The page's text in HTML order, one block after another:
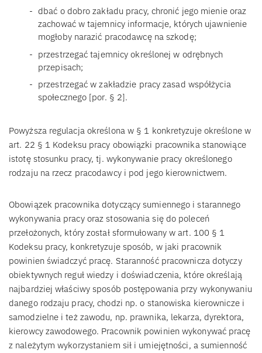
dbać o dobro zakładu pracy, chronić jego mienie oraz
zachować w tajemnicy informacje, których ujawnienie
mogłoby narazić pracodawcę na szkodę;
przestrzegać tajemnicy określonej w odrębnych
przepisach;
przestrzegać w zakładzie pracy zasad współżycia
społecznego [por. § 2].
Powyższa regulacja określona w § 1 konkretyzuje określone w
art. 22 § 1 Kodeksu pracy obowiązki pracownika stanowiące
istotę stosunku pracy, tj. wykonywanie pracy określonego
rodzaju na rzecz pracodawcy i pod jego kierownictwem.
Obowiązek pracownika dotyczący sumiennego i starannego
wykonywania pracy oraz stosowania się do poleceń
przełożonych, który został sformułowany w art. 100 § 1
Kodeksu pracy, konkretyzuje sposób, w jaki pracownik
powinien świadczyć pracę. Staranność pracownicza dotyczy
obiektywnych reguł wiedzy i doświadczenia, które określają
najbardziej właściwy sposób postępowania przy wykonywaniu
danego rodzaju pracy, chodzi np. o stanowiska kierownicze i
samodzielne i też zawodu, np. prawnika, lekarza, dyrektora,
kierowcy zawodowego. Pracownik powinien wykonywać pracę
z należytym wykorzystaniem sił i umiejętności, a sumienność